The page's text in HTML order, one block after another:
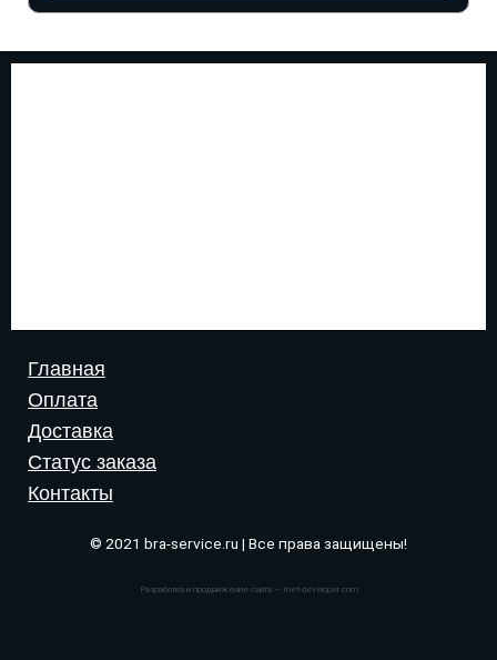
Главная
Оплата
Доставка
Статус заказа
Контакты
© 2021 bra-service.ru | Все права защищены!
Разработка и продвижение сайта — Inet-developer.com